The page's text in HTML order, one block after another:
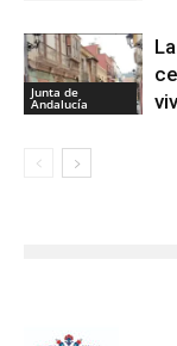
Junta de
Andalucía